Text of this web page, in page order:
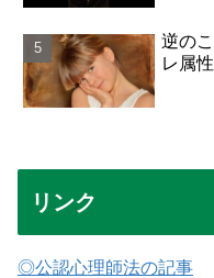
逆の
レ属
リンク
◎公認心理師法の記事